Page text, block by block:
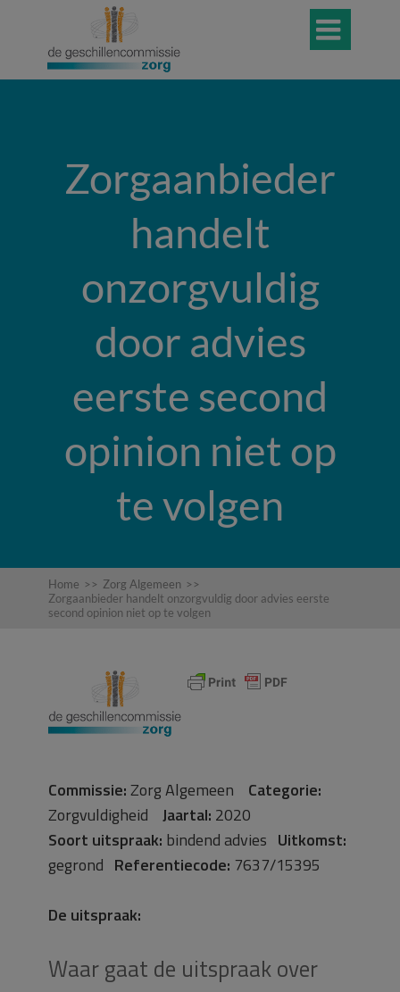

Zorgaanbieder
handelt
onzorgvuldig
door advies
eerste second
opinion niet op
te volgen
Home >> Zorg Algemeen >>
Zorgaanbieder handelt onzorgvuldig door advies eerste
second opinion niet op te volgen
Commissie:Zorg Algemeen Categorie:
Zorgvuldigheid Jaartal: 2020
Soort uitspraak: bindend advies Uitkomst:
gegrond Referentiecode: 7637/15395
De uitspraak:
Waar gaat de uitspraak over